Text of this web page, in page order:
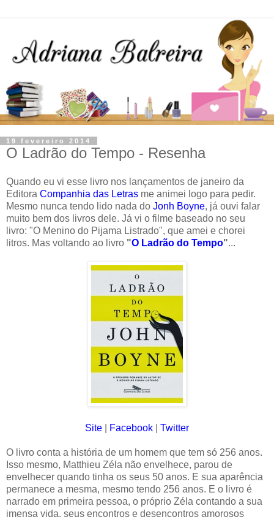
19 fevereiro 2014
O Ladrão do Tempo - Resenha
Quando eu vi esse livro nos lançamentos de janeiro da
Editora Companhia das Letras me animei logo para pedir.
Mesmo nunca tendo lido nada do Jonh Boyne, já ouvi falar
muito bem dos livros dele. Já vi o filme baseado no seu
livro: "O Menino do Pijama Listrado", que amei e chorei
litros. Mas voltando ao livro "O Ladrão do Tempo"...
Site Facebook Twitter
O livro conta a história de um homem que tem só 256 anos.
Isso mesmo, Matthieu Zéla não envelhece, parou de
envelhecer quando tinha os seus 50 anos. E sua aparência
permanece a mesma, mesmo tendo 256 anos. E o livro é
narrado em primeira pessoa, o próprio Zéla contando a sua
imensa vida, seus encontros e desencontros amorosos